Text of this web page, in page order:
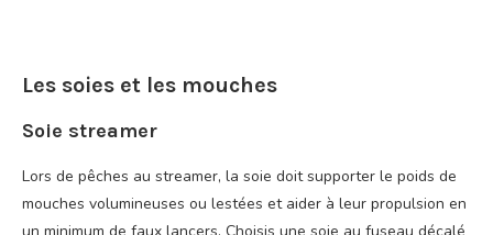
Les soies et les mouches
Soie streamer
Lors de pêches au streamer, la soie doit supporter le poids de
mouches volumineuses ou lestées et aider à leur propulsion en